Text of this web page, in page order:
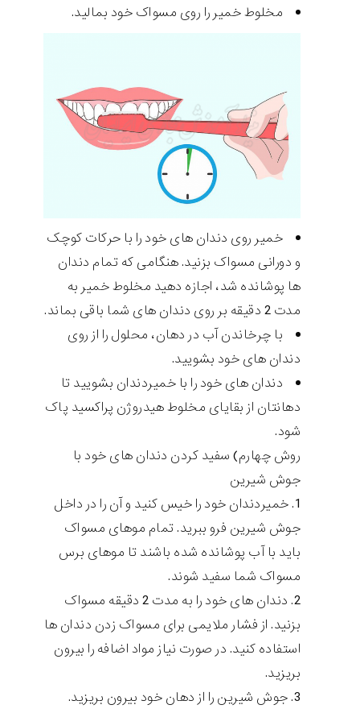
مخلوط خمیر را روی مسواک خود بمالید.
خمیر روی دندان های خود را با حرکات کوچک
و دورانی مسواک بزنید. هنگامی که تمام دندان
ها پوشانده شد، اجازه دهید مخلوط خمیر به
مدت 2 دقیقه بر روی دندان های شما باقی بماند.
با چرخاندن آب در دهان، محلول را از روی
دندان های خود بشویید.
دندان های خود را با خمیردندان بشویید تا
دهانتان از بقایای مخلوط هیدروژن پراکسید پاک
شود.
روش چهارم) سفید کردن دندان های خود با
جوش شیرین
خمیردندان خود را خیس کنید و آن را در داخل
جوش شیرین فرو ببرید. تمام موهای مسواک
باید با آب پوشانده شده باشند تا موهای برس
مسواک شما سفید شوند.
دندان های خود را به مدت 2 دقیقه مسواک
بزنید. از فشار ملایمی برای مسواک زدن دندان ها
استفاده کنید. در صورت نیاز مواد اضافه را بیرون
بریزید.
جوش شیرین را از دهان خود بیرون بریزید.